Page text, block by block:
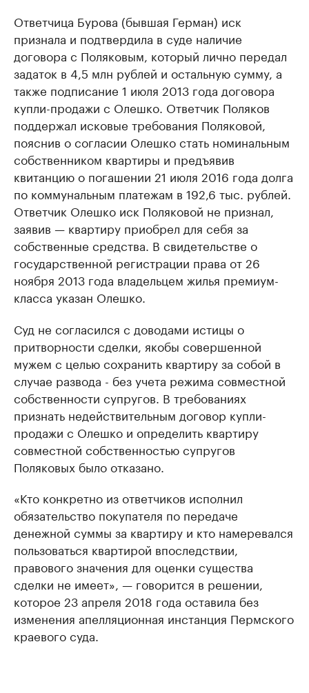
Ответчица Бурова (бывшая Герман) иск
признала и подтвердила в суде наличие
договора с Поляковым, который лично передал
задаток в 4,5 млн рублей и остальную сумму, а
также подписание 1 июля 2013 года договора
купли-продажи с Олешко. Ответчик Поляков
поддержал исковые требования Поляковой,
пояснив о согласии Олешко стать номинальным
собственником квартиры и предъявив
квитанцию о погашении 21 июля 2016 года долга
по коммунальным платежам в 192,6 тыс. рублей.
Ответчик Олешко иск Поляковой не признал,
заявив — квартиру приобрел для себя за
собственные средства. В свидетельстве о
государственной регистрации права от 26
ноября 2013 года владельцем жилья премиум-
класса указан Олешко.
Суд не согласился с доводами истицы о
притворности сделки, якобы совершенной
мужем с целью сохранить квартиру за собой в
случае развода - без учета режима совместной
собственности супругов. В требованиях
признать недействительным договор купли-
продажи с Олешко и определить квартиру
совместной собственностью супругов
Поляковых было отказано.
«Кто конкретно из ответчиков исполнил
обязательство покупателя по передаче
денежной суммы за квартиру и кто намеревался
пользоваться квартирой впоследствии,
правового значения для оценки существа
сделки не имеет», — говорится в решении,
которое 23 апреля 2018 года оставила без
изменения апелляционная инстанция Пермского
краевого суда.